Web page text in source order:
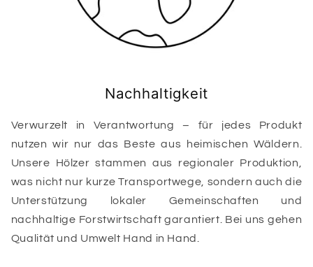
Nachhaltigkeit
Verwurzelt in Verantwortung – für jedes Produkt
nutzen wir nur das Beste aus heimischen Wäldern.
Unsere Hölzer stammen aus regionaler Produktion,
was nicht nur kurze Transportwege, sondern auch die
Unterstützung lokaler Gemeinschaften und
nachhaltige Forstwirtschaft garantiert. Bei uns gehen
Qualität und Umwelt Hand in Hand.